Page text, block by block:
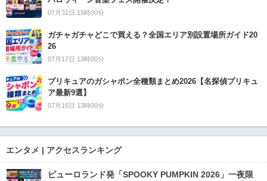
07月31日 15時00分
ガチャガチャどこで買える？全国エリア別設置場所ガイド20
26
07月17日 13時00分
プリキュアのガシャポン全種類まとめ2026【名探偵プリキュ
ア最新9選】
07月16日 13時00分
エンタメ | アクセスランキング
ピューロランド発「SPOOKY PUMPKIN 2026」一夜限